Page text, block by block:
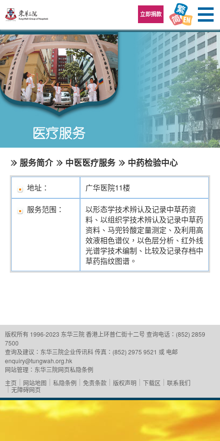
立即捐款
服务简介 中医医疗服务 中药检验中心
地址： 广华医院11楼
服务范围：
以形态学技术辨认及记录中草药资
料、以组织学技术辨认及记录中草药
资料、马兜铃酸定量测定、及利用高
效液相色谱仪，以色层分析、红外线
光谱学技术编制、比较及记录存档中
草药指纹图谱。
版权所有 1996-2023 东华三院香港上环普仁街十二号 查询电话：(852) 2859
7500
查询及建议： 东华三院企业传讯科传真：(852) 2975 9521 或 电邮
enquiry@tungwah.org.hk
网站管理： 东华三院网页私隐条例
主页
网站地图 私隐条例 免责条款 版权声明 下载区
联系我们
无障碍网页